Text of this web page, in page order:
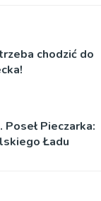
chodzić do
Pieczarka:
Ładu